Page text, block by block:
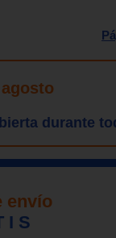
durante
envío
I S